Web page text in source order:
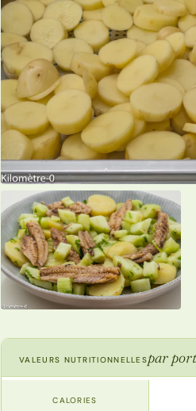
VALEURS NUTRITIONNELLESpar
CALORIES